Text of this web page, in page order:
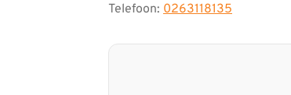
Telefoon: 0263118135